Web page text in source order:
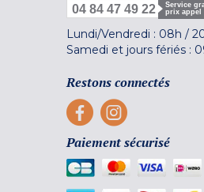
04 84 47 49 22
Service
prix appel
Lundi/Vendredi : 08h /
Samedi et jours fériés :
Restons connectés
Paiement sécurisé